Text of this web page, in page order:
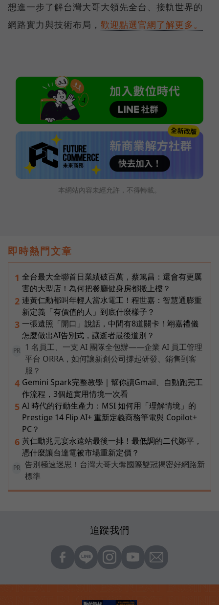
想進一步了解台灣大哥大領先全台、接軌世界的
網路實力與技術布局， 歡迎點選官網了解更多。
本網站內容未經允許，不得轉載。
即時熱門文章
1 全台最大全聯首日業績破百萬，蔡篤昌：還會有更厲
害的大型店！為何把餐廳健身房都搬上樓？
2 連黃仁勳都叫年輕人當水電工！程世嘉：智慧通膨重
新定義「有價值的人」到底什麼樣子？
3 一張遺照「開口」說話，中間有8道關卡！翊嘉禮儀
怎麼做出AI告別式，讓逝者最後道別？
PR
1 名員工、一支 AI 團隊全包辦——企業 AI 員工管理
平台 ORRA，如何讓新創公司撐起研發、銷售到客
服？
4 Gemini Spark完整教學｜幫你讀Gmail、自動跑完工
作流程，3個超實用情境一次看
5 AI 時代的行動生產力：MSI 如何用「理解情境」的
Prestige 14 Flip AI+ 重新定義商務筆電與 Copilot+
PC？
6 黃仁勳兆元宴永遠站最後一排！最低調的二代鄭平，
憑什麼讓台達電被市場重新定價？
PR
告別極速迷思！台灣大哥大奪國際雙冠揭密好網路新
標準
追蹤我們